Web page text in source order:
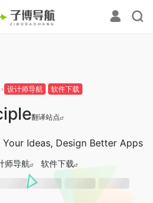
设计师导航 软件下载
翻译站点
Ideas, Design Better Apps
师导航 软件下载